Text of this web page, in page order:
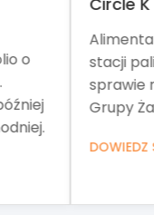
stacji paliw
sprawie
Grupy
DOWIEDZ SIĘ